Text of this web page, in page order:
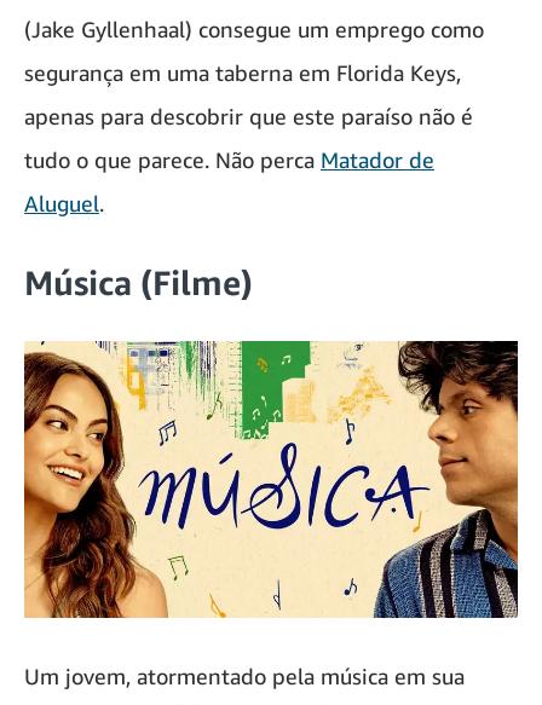
(Jake Gyllenhaal) consegue um emprego como
segurança em uma taberna em Florida Keys,
apenas para descobrir que este paraíso não é
tudo o que parece. Não perca Matador de
Aluguel.
Música (Filme)
Um jovem, atormentado pela música em sua